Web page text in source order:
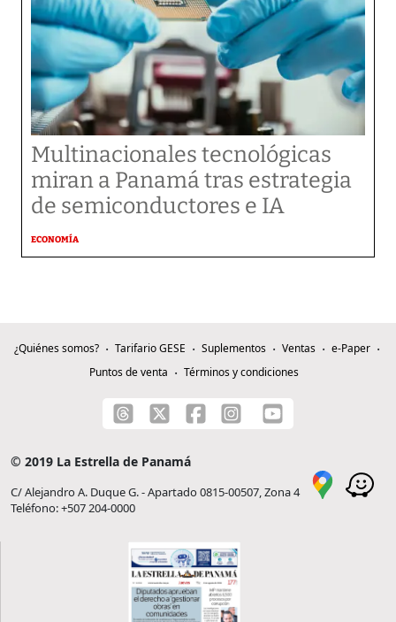
Multinacionales tecnológicas
miran a Panamá tras estrategia
de semiconductores e IA
ECONOMÍA
¿Quiénes somos? Tarifario GESE Suplementos Ventas
e-Paper
Puntos de venta
Términos y condiciones
© 2019 La Estrella de Panamá
C/ Alejandro A. Duque G. - Apartado 0815-00507, Zona 4
Teléfono: +507 204-0000